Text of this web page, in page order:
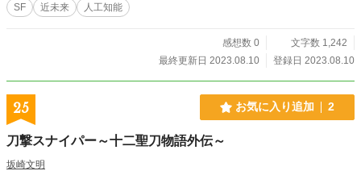
SF 近未来 人工知能
感想数 0
文字数 1,242
最終更新日 2023.08.10
登録日 2023.08.10
25 お気に入り追加 2
刀撃スナイパー～十二聖刀物語外伝～
坂崎文明